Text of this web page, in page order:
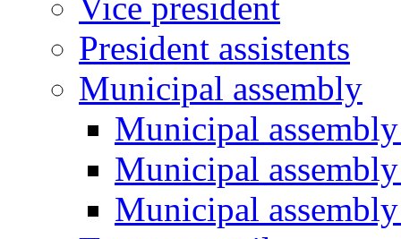
President assistents
Municipal assembly
Municipal
Municipal
Municipal